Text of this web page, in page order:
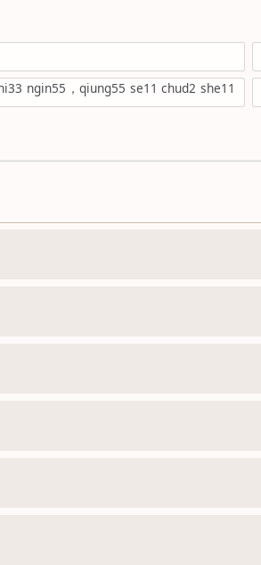
ngin55，qiung55 se11 chud2 she11